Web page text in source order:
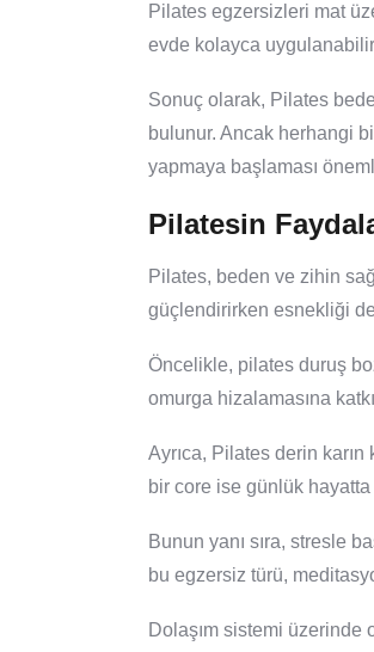
Pilates egzersizleri mat
evde kolayca
Sonuç olarak, Pilates
bulunur. Ancak herhangi
yapmaya başlaması
Pilatesin
Pilates, beden ve zihin
güçlendirirken esnekliği de
Öncelikle, pilates duruş
omurga hizalamasına
Ayrıca, Pilates derin
bir core ise günlük
Bunun yanı sıra, stresle
bu egzersiz türü,
Dolaşım sistemi üzerinde